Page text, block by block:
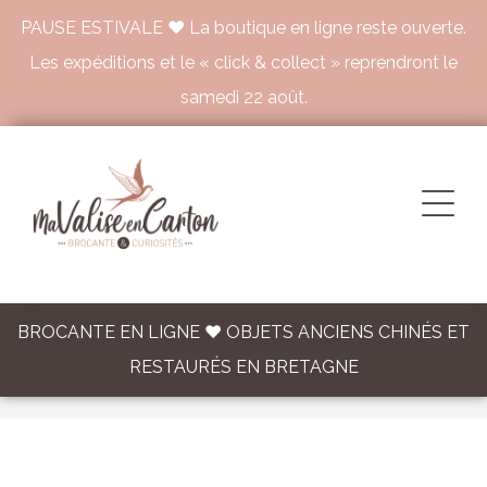
PAUSE ESTIVALE ♥ La boutique en ligne reste ouverte.
Les expéditions et le « click & collect » reprendront le
samedi 22 août.
BROCANTE EN LIGNE ♥ OBJETS ANCIENS CHINÉS ET
RESTAURÉS EN BRETAGNE